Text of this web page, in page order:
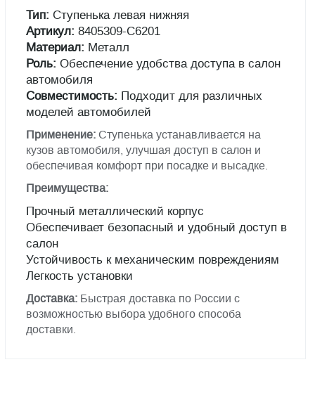
Тип: Ступенька левая нижняя
Артикул: 8405309-C6201
Материал: Металл
Роль: Обеспечение удобства доступа в салон
автомобиля
Совместимость: Подходит для различных
моделей автомобилей
Применение:Ступенька устанавливается на
кузов автомобиля, улучшая доступ в салон и
обеспечивая комфорт при посадке и высадке.
Преимущества:
Прочный металлический корпус
Обеспечивает безопасный и удобный доступ в
салон
Устойчивость к механическим повреждениям
Легкость установки
Доставка: Быстрая доставка по России с
возможностью выбора удобного способа
доставки.